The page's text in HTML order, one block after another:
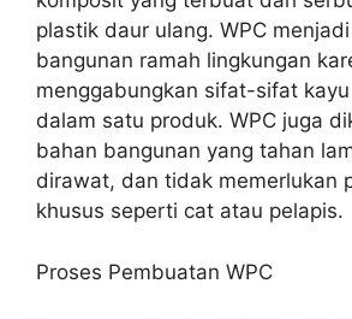
plastik daur ulang. WPC
bangunan ramah lingkungan
menggabungkan sifat-sifat
dalam satu produk. WPC juga
bahan bangunan yang tahan
dirawat, dan tidak memerlukan
khusus seperti cat atau pelapis.
Proses Pembuatan WPC